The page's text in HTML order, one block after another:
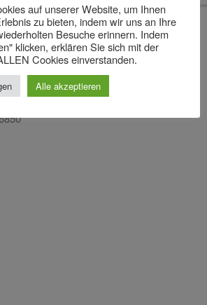
auf unserer Website, um Ihnen
zu bieten, indem wir uns an Ihre
Besuche erinnern. Indem
klicken, erklären Sie sich mit der
Cookies einverstanden.
Alle akzeptieren